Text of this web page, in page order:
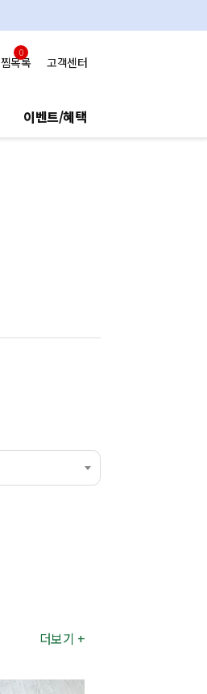
0
찜목록 고객센터
이벤트/혜택
더보기 +